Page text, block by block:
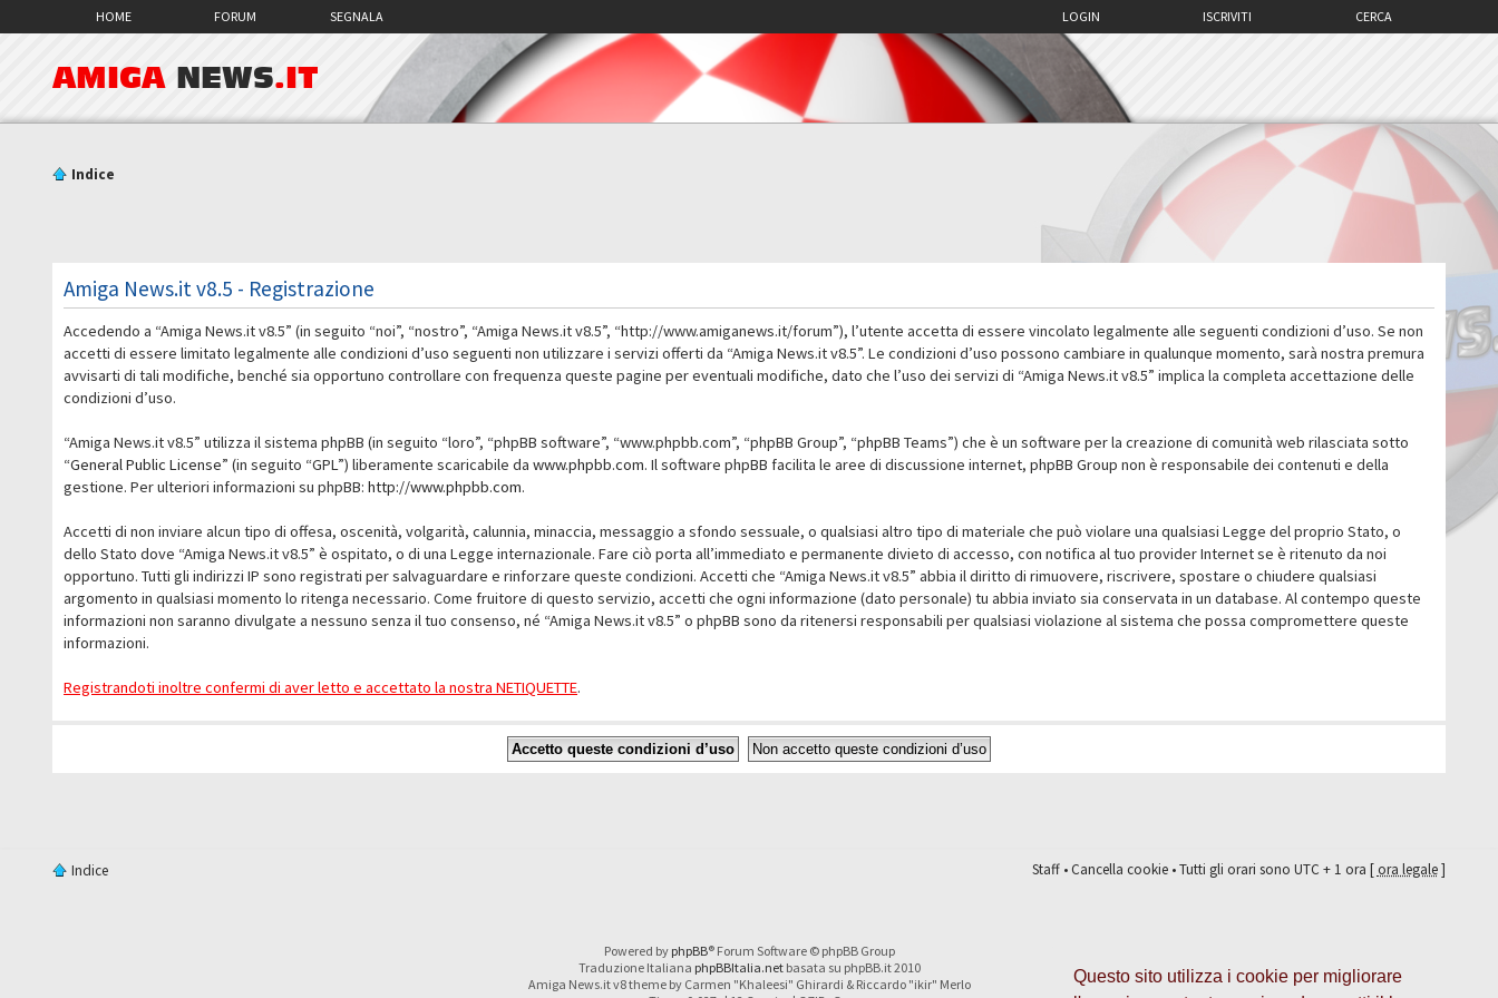
Questo sito utilizza i cookie per migliorare
HOME FORUM SEGNALA CERCA
ISCRIVITI
LOGIN
AMIGA NEWS.IT
Indice
Amiga News.it v8.5 - Registrazione
Accedendo a “Amiga News.it v8.5” (in seguito “noi”, “nostro”, “Amiga News.it v8.5”, “http://www.amiganews.it/forum”), l’utente accetta di essere vincolato legalmente alle seguenti condizioni d’uso. Se non
accetti di essere limitato legalmente alle condizioni d’uso seguenti non utilizzare i servizi offerti da “Amiga News.it v8.5”. Le condizioni d’uso possono cambiare in qualunque momento, sarà nostra premura
avvisarti di tali modifiche, benché sia opportuno controllare con frequenza queste pagine per eventuali modifiche, dato che l’uso dei servizi di “Amiga News.it v8.5” implica la completa accettazione delle
condizioni d’uso.
“Amiga News.it v8.5” utilizza il sistema phpBB (in seguito “loro”, “phpBB software”, “www.phpbb.com”, “phpBB Group”, “phpBB Teams”) che è un software per la creazione di comunità web rilasciata sotto
“General Public License” (in seguito “GPL”) liberamente scaricabile dawww.phpbb.com. Il software phpBB facilita le aree di discussione internet, phpBB Group non è responsabile dei contenuti e della
gestione. Per ulteriori informazioni su phpBB:http://www.phpbb.com.
Accetti di non inviare alcun tipo di offesa, oscenità, volgarità, calunnia, minaccia, messaggio a sfondo sessuale, o qualsiasi altro tipo di materiale che può violare una qualsiasi Legge del proprio Stato, o
dello Stato dove “Amiga News.it v8.5” è ospitato, o di una Legge internazionale. Fare ciò porta all’immediato e permanente divieto di accesso, con notifica al tuo provider Internet se è ritenuto da noi
opportuno. Tutti gli indirizzi IP sono registrati per salvaguardare e rinforzare queste condizioni. Accetti che “Amiga News.it v8.5” abbia il diritto di rimuovere, riscrivere, spostare o chiudere qualsiasi
argomento in qualsiasi momento lo ritenga necessario. Come fruitore di questo servizio, accetti che ogni informazione (dato personale) tu abbia inviato sia conservata in un database. Al contempo queste
informazioni non saranno divulgate a nessuno senza il tuo consenso, né “Amiga News.it v8.5” o phpBB sono da ritenersi responsabili per qualsiasi violazione al sistema che possa compromettere queste
informazioni.
Registrandoti inoltre confermi di aver letto e accettato la nostra NETIQUETTE.
Indice Staff•Cancella cookie• Tutti gli orari sono UTC + 1 ora [ora legale]
Powered by phpBB® Forum Software © phpBB Group
Traduzione Italiana phpBBItalia.netbasata su phpBB.it 2010
Amiga News.it v8 theme by Carmen "Khaleesi" Ghirardi & Riccardo "ikir" Merlo